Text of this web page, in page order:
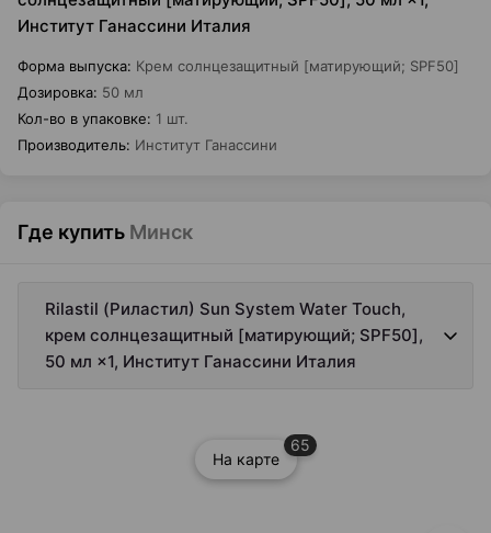
Институт Ганассини Италия
Форма выпуска: Крем солнцезащитный [матирующий; SPF50]
Дозировка: 50 мл
Кол-во в упаковке: 1 шт.
Производитель: Институт Ганассини
Где купить Минск
Rilastil (Риластил) Sun System Water Touch,
крем солнцезащитный [матирующий; SPF50],
50 мл ×1, Институт Ганассини Италия
На карте
65